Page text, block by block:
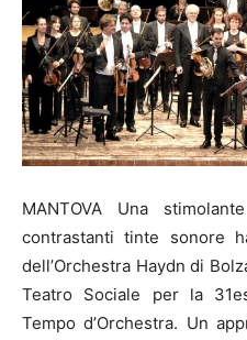
MANTOVA Una
contrastanti tinte sonore
dell’Orchestra Haydn di
Teatro Sociale per la
Tempo d’Orchestra. Un